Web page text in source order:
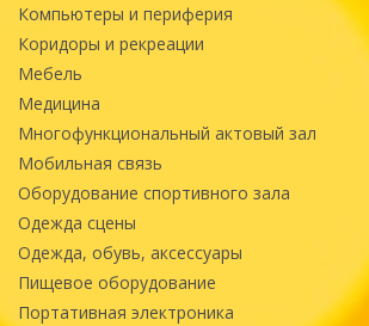
Компьютеры и периферия
Коридоры и рекреации
Мебель
Медицина
Многофункциональный актовый зал
Мобильная связь
Оборудование спортивного зала
Одежда сцены
Одежда, обувь, аксессуары
Пищевое оборудование
Портативная электроника